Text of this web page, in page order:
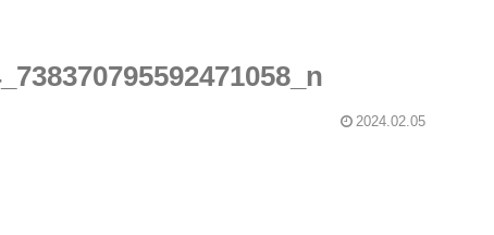
2024.02.05